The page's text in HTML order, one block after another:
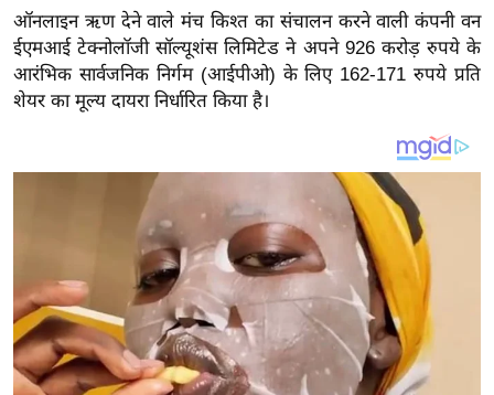
वि
शे
ष
ज्ञ
खे
ल
क्रि
के
ऑनलाइन ऋण देने वाले मंच किश्त का संचालन करने वाली कंपनी वन
ईएमआई टेक्नोलॉजी सॉल्यूशंस लिमिटेड ने अपने 926 करोड़ रुपये के
आरंभिक सार्वजनिक निर्गम (आईपीओ) के लिए 162-171 रुपये प्रति
शेयर का मूल्य दायरा निर्धारित किया है।